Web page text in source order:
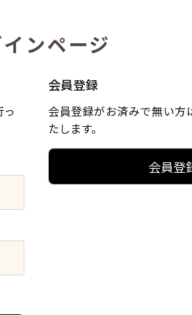
ンページ
会員登録
会員登録がお済みで無い
たします。
会員登